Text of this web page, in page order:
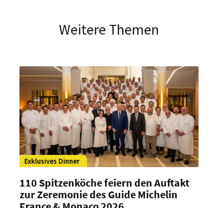
Weitere Themen
Exklusives Dinner
110 Spitzenköche feiern den Auftakt
zur Zeremonie des Guide Michelin